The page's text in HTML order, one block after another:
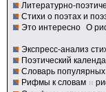
Литературно-
Стихи о поэтах и
Это интересно О
Экспресс-анализ
Поэтический
Словарь
Рифмы к словам и